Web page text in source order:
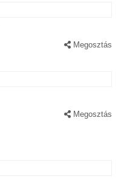
Megosztás
Megosztás